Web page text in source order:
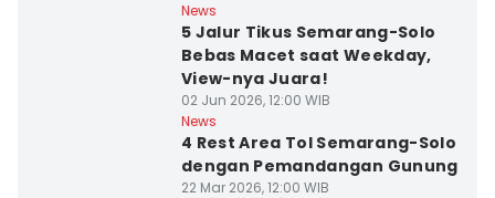
News
5 Jalur Tikus Semarang-Solo
Bebas Macet saat Weekday,
View-nya Juara!
02 Jun 2026, 12:00 WIB
News
4 Rest Area Tol Semarang-Solo
dengan Pemandangan Gunung
22 Mar 2026, 12:00 WIB